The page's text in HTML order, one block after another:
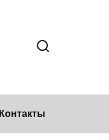
Контакты